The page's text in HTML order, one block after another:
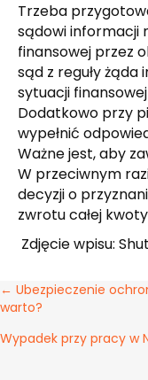
Trzeba
sądowi informacji
finansowej przez
sąd z reguły
sytuacji
Dodatkowo przy
wypełnić
Ważne jest, aby
W przeciwnym
decyzji o
zwrotu całej
Zdjęcie wpisu:
Nawigacja
wpisu
← Ubezpieczenie
warto?
Wypadek przy pracy